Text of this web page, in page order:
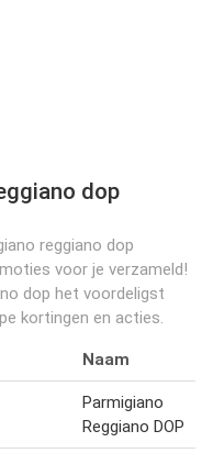
dop
reggiano dop
voor je verzameld!
dop het voordeligst
kortingen en acties.
Naam
Parmigiano
Reggiano DOP